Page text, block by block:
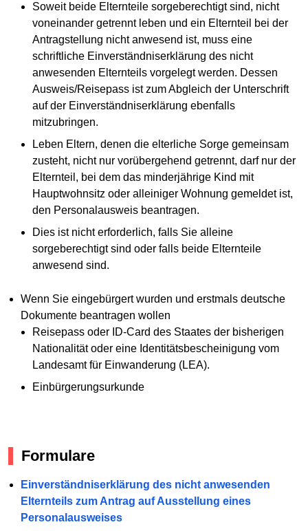
Soweit beide Elternteile sorgeberechtigt sind, nicht
voneinander getrennt leben und ein Elternteil bei der
Antragstellung nicht anwesend ist, muss eine
schriftliche Einverständniserklärung des nicht
anwesenden Elternteils vorgelegt werden. Dessen
Ausweis/Reisepass ist zum Abgleich der Unterschrift
auf der Einverständniserklärung ebenfalls
mitzubringen.
Leben Eltern, denen die elterliche Sorge gemeinsam
zusteht, nicht nur vorübergehend getrennt, darf nur der
Elternteil, bei dem das minderjährige Kind mit
Hauptwohnsitz oder alleiniger Wohnung gemeldet ist,
den Personalausweis beantragen.
Dies ist nicht erforderlich, falls Sie alleine
sorgeberechtigt sind oder falls beide Elternteile
anwesend sind.
Wenn Sie eingebürgert wurden und erstmals deutsche
Dokumente beantragen wollen
Reisepass oder ID-Card des Staates der bisherigen
Nationalität oder eine Identitätsbescheinigung vom
Landesamt für Einwanderung (LEA).
Einbürgerungsurkunde
Formulare
Einverständniserklärung des nicht anwesenden
Elternteils zum Antrag auf Ausstellung eines
Personalausweises